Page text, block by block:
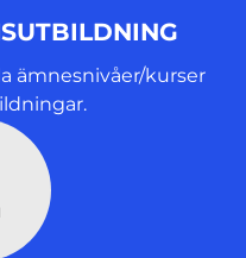
t
e
ämnesnivåer/kurser